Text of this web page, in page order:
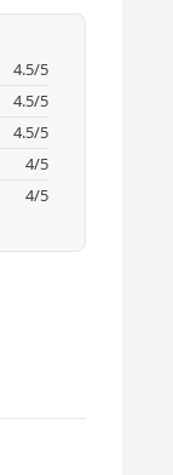
4.5/5
4.5/5
4.5/5
4/5
4/5